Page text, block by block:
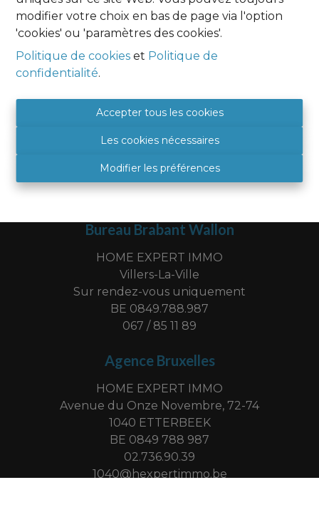
modifier votre choix en bas de page via l'option
'cookies' ou 'paramètres des cookies'.
Politique de cookies et Politique de
confidentialité.
Accepter tous les cookies
Les cookies nécessaires
Modifier les préférences
À Vendre À Louer
HOME EXPERT IMMO
5081 SAINT DENIS
BE 0849 788 987
+32 (0) 81 46 08 89
5081@hexpertimmo.be
Bureau Brabant Wallon
HOME EXPERT IMMO
Villers-La-Ville
Sur rendez-vous uniquement
BE 0849.788.987
067 / 85 11 89
Agence Bruxelles
HOME EXPERT IMMO
Avenue du Onze Novembre, 72-74
1040 ETTERBEEK
BE 0849 788 987
02.736.90.39
1040@hexpertimmo.be